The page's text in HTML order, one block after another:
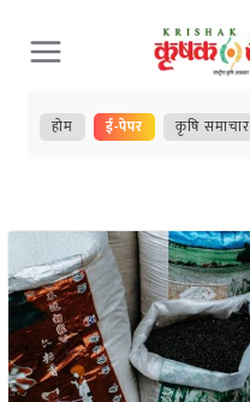
Skip
to
content
होम ई-पेपर कृषि समाचार